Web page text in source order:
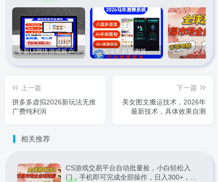
全新UI网络游戏账户交易平台系统 全开源版本 2026马年新版测算系统源码
上一篇
拼多多虚拟2026新玩法无推
广费纯利润
下一篇
美女图文搬运技术，2026年
最新技术，具体效果自测
相关推荐
CS游戏交易平台自动批量捡，小白轻松入
门，手机即可完成全部操作，日入300+，轻